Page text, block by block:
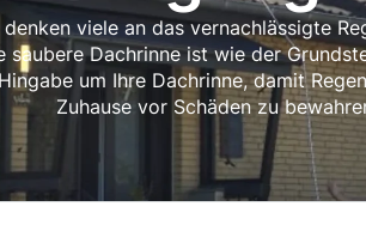
viele an das vernachlässigte
Dachrinne ist wie der
um Ihre Dachrinne, damit
Zuhause vor Schäden zu